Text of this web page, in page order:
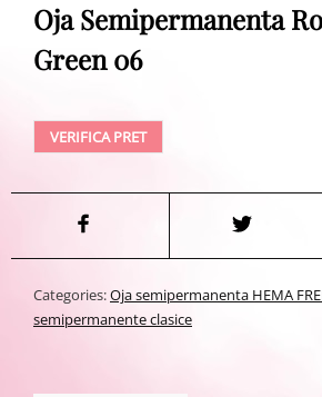
Oja Semipermanenta
Green 06
VERIFICA PRET
Categories:Oja semipermanenta HEMA
semipermanente clasice